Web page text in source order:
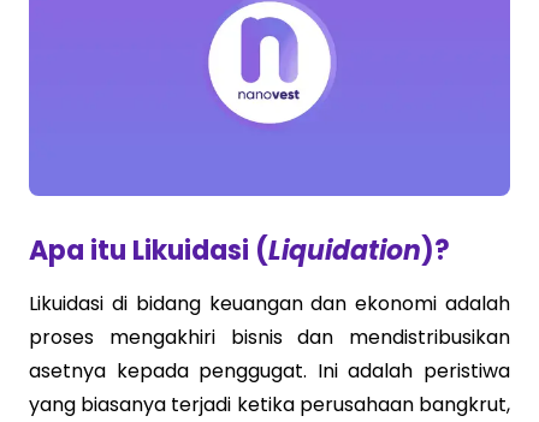
Apa itu Likuidasi (Liquidation)?
Likuidasi di bidang keuangan dan ekonomi adalah
proses mengakhiri bisnis dan mendistribusikan
asetnya kepada penggugat. Ini adalah peristiwa
yang biasanya terjadi ketika perusahaan bangkrut,